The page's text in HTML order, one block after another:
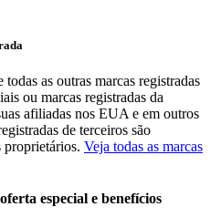
as outras marcas registradas
ou marcas registradas da
afiliadas nos EUA e em outros
de terceiros são
proprietários. Veja todas as marcas
especial e benefícios